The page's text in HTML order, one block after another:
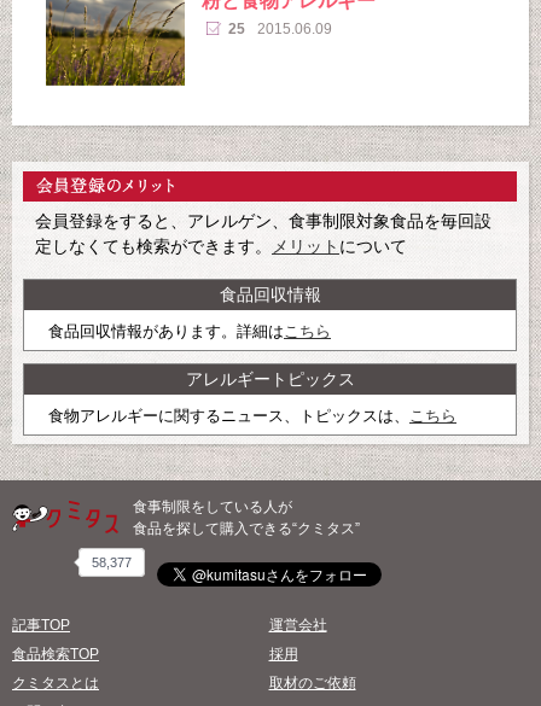
25 2015.06.09
会員登録をすると、アレルゲン、食事制限対象食品を毎回設
定しなくても検索ができます。
メリット について
食品回収情報
食品回収情報があります。詳細は こちら
アレルギートピックス
食物アレルギーに関するニュース、トピックスは、 こちら
食事制限をしている人が
食品を探して購入できる“クミタス”
58,377
記事TOP
食品検索TOP
クミタスとは
運営会社
採用
取材のご依頼